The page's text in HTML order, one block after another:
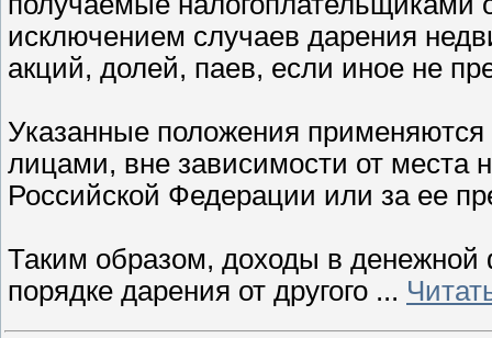
исключением случаев дарения
акций, долей, паев, если иное не
Указанные положения
лицами, вне зависимости от места
Российской Федерации или за ее
Таким образом, доходы в
порядке дарения от другого ...